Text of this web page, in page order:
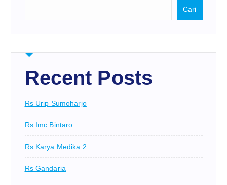
Cari
Recent Posts
Rs Urip Sumoharjo
Rs Imc Bintaro
Rs Karya Medika 2
Rs Gandaria